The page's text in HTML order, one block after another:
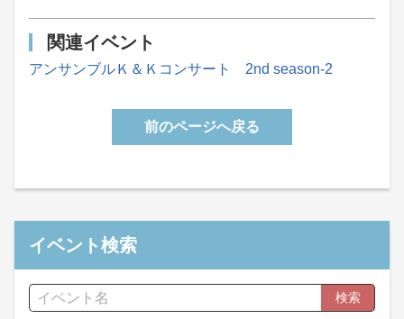
関連イベント
アンサンブルＫ＆Ｋコンサート 2nd season-2
前のページへ戻る
イベント検索
検索